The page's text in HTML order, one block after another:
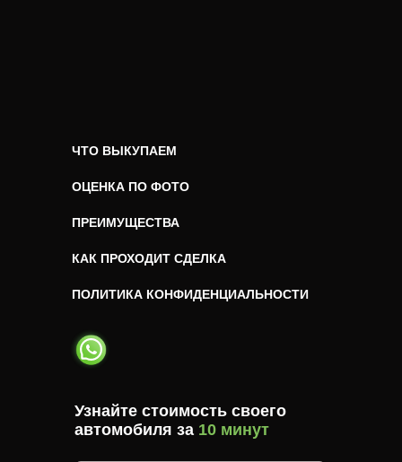
ПРЕИМУЩЕСТВА
ОЦЕНКА ПО ФОТО
ЧТО ВЫКУПАЕМ
КАК ПРОХОДИТ СДЕЛКА
Узнайте стоимость своего
автомобиля за 10 минут
ПОЛИТИКА КОНФИДЕНЦИАЛЬНОСТИ